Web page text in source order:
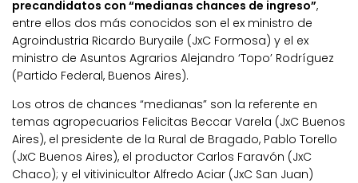
precandidatos con “medianas chances de ingreso”,
entre ellos dos más conocidos son el ex ministro de
Agroindustria Ricardo Buryaile (JxC Formosa) y el ex
ministro de Asuntos Agrarios Alejandro ‘Topo’ Rodríguez
(Partido Federal, Buenos Aires).
Los otros de chances “medianas” son la referente en
temas agropecuarios Felicitas Beccar Varela (JxC Buenos
Aires), el presidente de la Rural de Bragado, Pablo Torello
(JxC Buenos Aires), el productor Carlos Faravón (JxC
Chaco); y el vitivinicultor Alfredo Aciar (JxC San Juan)